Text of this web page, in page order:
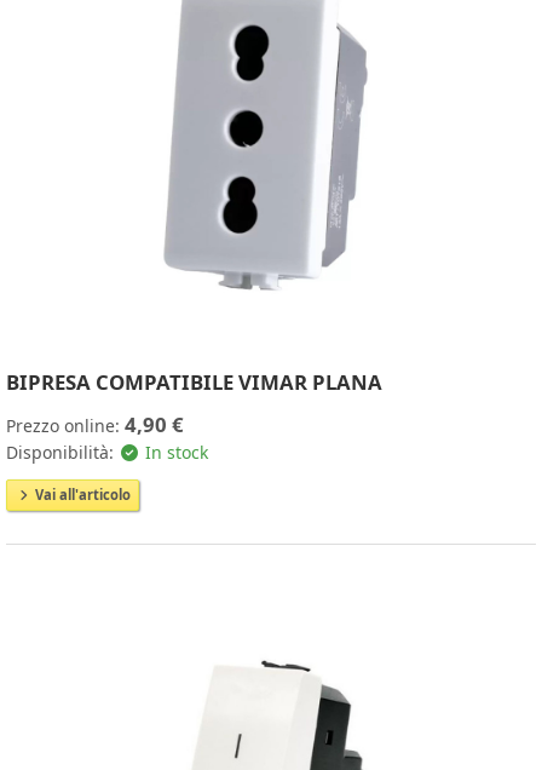
BIPRESA COMPATIBILE VIMAR PLANA
Prezzo online: 4,90 €
Disponibilità: In stock
Vai all'articolo